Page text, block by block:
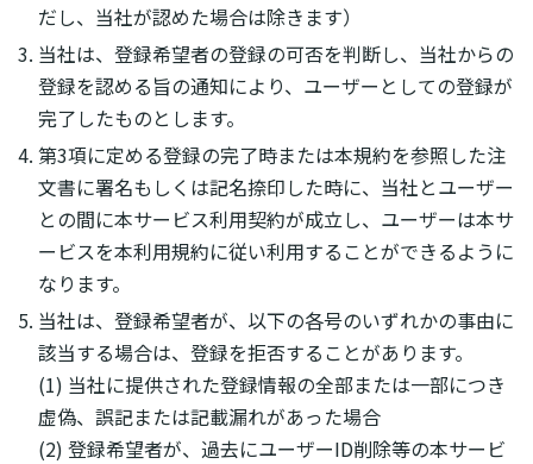
だし、当社が認めた場合は除きます）
当社は、登録希望者の登録の可否を判断し、当社からの
登録を認める旨の通知により、ユーザーとしての登録が
完了したものとします。
第3項に定める登録の完了時または本規約を参照した注
文書に署名もしくは記名捺印した時に、当社とユーザー
との間に本サービス利用契約が成立し、ユーザーは本サ
ービスを本利用規約に従い利用することができるように
なります。
当社は、登録希望者が、以下の各号のいずれかの事由に
該当する場合は、登録を拒否することがあります。
(1) 当社に提供された登録情報の全部または一部につき
虚偽、誤記または記載漏れがあった場合
(2) 登録希望者が、過去にユーザーID削除等の本サービ